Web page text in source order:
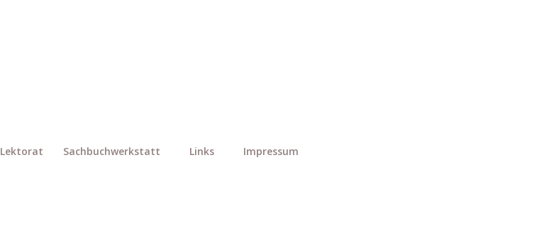
Lektorat Sachbuchwerkstatt Links Impressum